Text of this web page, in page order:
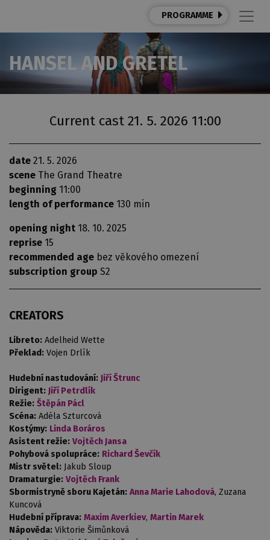
PROGRAMME
HANSEL AND GRETEL
Current cast 21. 5. 2026 11:00
date 21. 5. 2026
scene The Grand Theatre
beginning 11:00
length of performance 130 min
opening night 18. 10. 2025
reprise 15
recommended age bez věkového omezení
subscription group S2
CREATORS
Libreto: Adelheid Wette
Překlad: Vojen Drlík
Hudební nastudování: Jiří Štrunc
Dirigent: Jiří Petrdlík
Režie: Štěpán Pácl
Scéna: Adéla Szturcová
Kostýmy: Linda Boráros
Asistent režie: Vojtěch Jansa
Pohybová spolupráce: Richard Ševčík
Mistr světel: Jakub Sloup
Dramaturgie: Vojtěch Frank
Sbormistryně sboru Kajetán: Anna Marie Lahodová, Zuzana
Kuncová
Hudební příprava: Maxim Averkiev, Martin Marek
Nápověda: Viktorie Šimůnková